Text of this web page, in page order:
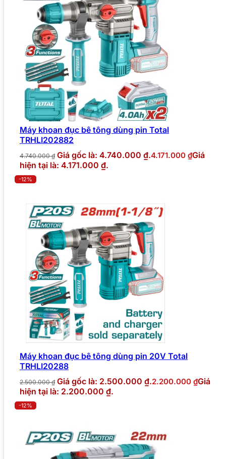
Máy khoan đục bê tông dùng pin Total
TRHLI202882
4.740.000₫ Giá gốc là: 4.740.000 ₫.4.171.000 ₫Giá
hiện tại là: 4.171.000 ₫.
-12%
Máy khoan đục bê tông dùng pin 20V Total
TRHLI20288
2.500.000₫ Giá gốc là: 2.500.000 ₫.2.200.000 ₫Giá
hiện tại là: 2.200.000 ₫.
-12%